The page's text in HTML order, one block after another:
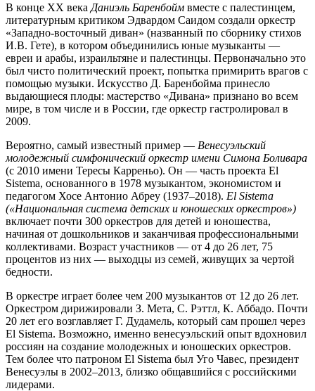
В конце ХХ века Даниэль Баренбойм вместе с палестинцем,
литературным критиком Эдвардом Саидом создали оркестр
«Западно-восточный диван» (названный по сборнику стихов
И.В. Гете), в котором объединились юные музыканты —
евреи и арабы, израильтяне и палестинцы. Первоначально это
был чисто политический проект, попытка примирить врагов с
помощью музыки. Искусство Д. Баренбойма принесло
выдающиеся плоды: мастерство «Дивана» признано во всем
мире, в том числе и в России, где оркестр гастролировал в
2009.
Вероятно, самый известный пример — Венесуэльский
молодежный симфонический оркестр имени Симона Боливара
(с 2010 имени Тересы Карреньо). Он — часть проекта El
Sistema, основанного в 1978 музыкантом, экономистом и
педагогом Хосе Антонио Абреу (1937–2018). El Sistema
(«Национальная система детских и юношеских оркестров»)
включает почти 300 оркестров для детей и юношества,
начиная от дошкольников и заканчивая профессиональными
коллективами. Возраст участников — от 4 до 26 лет, 75
процентов из них — выходцы из семей, живущих за чертой
бедности.
В оркестре играет более чем 200 музыкантов от 12 до 26 лет.
Оркестром дирижировали З. Мета, С. Рэттл, К. Аббадо. Почти
20 лет его возглавляет Г. Дудамель, который сам прошел через
El Sistema. Возможно, именно венесуэльский опыт вдохновил
россиян на создание молодежных и юношеских оркестров.
Тем более что патроном El Sistema был Уго Чавес, президент
Венесуэлы в 2002–2013, близко общавшийся с российскими
лидерами.